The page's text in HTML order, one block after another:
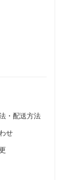
・配送方法
せ